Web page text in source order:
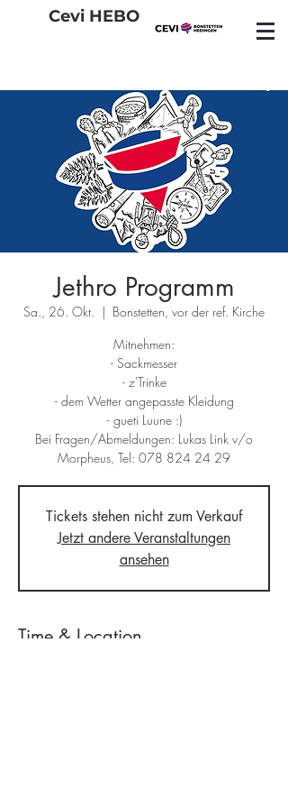
Cevi HEBO
Jethro Programm
Sa., 26. Okt.
  |
Bonstetten, vor der ref. Kirche
Mitnehmen:
- Sackmesser
- z'Trinke
- dem Wetter angepasste Kleidung
- gueti Luune :)
Bei Fragen/Abmeldungen: Lukas Link v/o
Tickets stehen nicht zum Verkauf
Jetzt andere Veranstaltungen
ansehen
Time & Location